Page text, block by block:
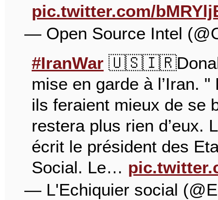
pic.twitter.com/
— Open Source Intel
#IranWar 🇺🇸🇮🇷Donald
mise en garde à l’Iran.
ils feraient mieux de se
restera plus rien d’eux.
écrit le président des
Social. Le…
— L'Echiquier social